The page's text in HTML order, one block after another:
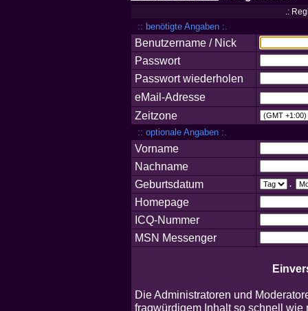
.:
:: benötigte Angaben :.
Benutzername / Nick
Passwort
Passwort wiederholen
eMail-Adresse
Zeitzone
:: optionale Angaben :.
Vorname
Nachname
Geburtsdatum
.
Homepage
ICQ-Nummer
MSN Messenger
Die Administratoren und
fragwürdigem Inhalt so schnell